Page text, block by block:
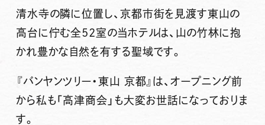
清水寺の隣に位置し、京都市街を見渡す東山の
高台に佇む全52室の当ホテルは、山の竹林に抱
かれ豊かな自然を有する聖域です。
『バンヤンツリー・東山 京都 』は、オープニング前
から私も「高津商会」も大変お世話になっておりま
す。